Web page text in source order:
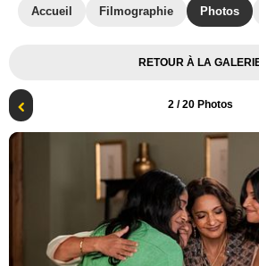
Accueil Filmographie Photos
RETOUR À LA
2/ 20 Photos